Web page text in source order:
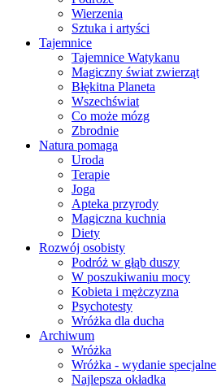
Wierzenia
Sztuka i artyści
Tajemnice
Tajemnice Watykanu
Magiczny świat zwierząt
Błękitna Planeta
Wszechświat
Co może mózg
Zbrodnie
Natura pomaga
Uroda
Terapie
Joga
Apteka przyrody
Magiczna kuchnia
Diety
Rozwój osobisty
Podróż w głąb duszy
W poszukiwaniu mocy
Kobieta i mężczyzna
Psychotesty
Wróżka dla ducha
Archiwum
Wróżka
Wróżka - wydanie specjalne
Najlepsza okładka